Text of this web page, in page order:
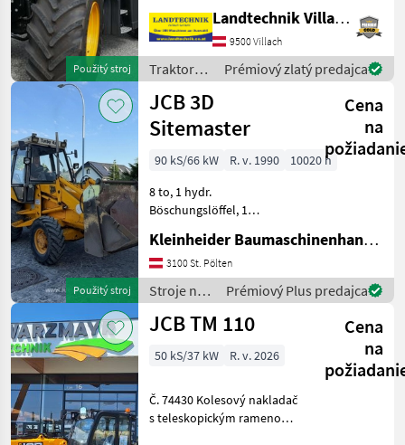
Použitý stroj
prevodovkou s rýchlosťou
60 km/h pri znížených
otáčkach,
hydropneumatickým
celopružným odpružením,
ko
Landtechnik Villach GmbH
9500 Villach
Traktory /
JCB
Prémiový zlatý predajca
Použitý stroj
JCB 3D
Sitemaster
Cena
na
90 kS/66 kW R. v. 1990
10020 h
8 to, 1 hydr.
Böschungslöffel, 1
hydr. SW JCB Stroje na
stavbu Bager-nakladače
Kleinheider Baumaschinenhandel GmbH.
3100 St. Pölten
Stroje na
stavbu /
JCB
Prémiový Plus predajca
JCB TM 110
Cena
na
50 kS/37 kW R. v. 2026
Č. 74430 Kolesový nakladač
s teleskopickým ramenom